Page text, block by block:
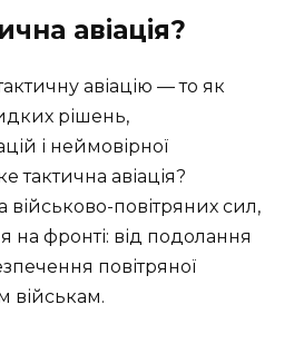
авіація?
авіацію — то як
рішень,
і неймовірної
тактична авіація?
військово-повітряних сил,
на фронті: від подолання
повітряної
військам.